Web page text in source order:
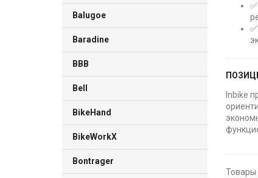
Balugoe
Baradine
BBB
Bell
BikeHand
BikeWorkX
Bontrager
Inbike
Товары